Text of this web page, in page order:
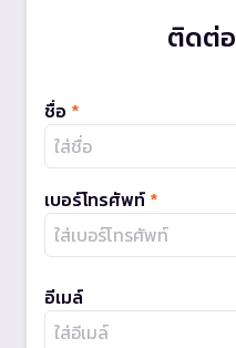
ติดต่อ
ชื่อ *
เบอร์โทรศัพท์ *
อีเมล์